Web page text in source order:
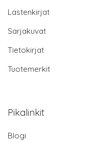
Lastenkirjat
Sarjakuvat
Tietokirjat
Tuotemerkit
Pikalinkit
Blogi